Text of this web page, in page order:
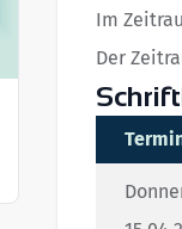
Im
Der